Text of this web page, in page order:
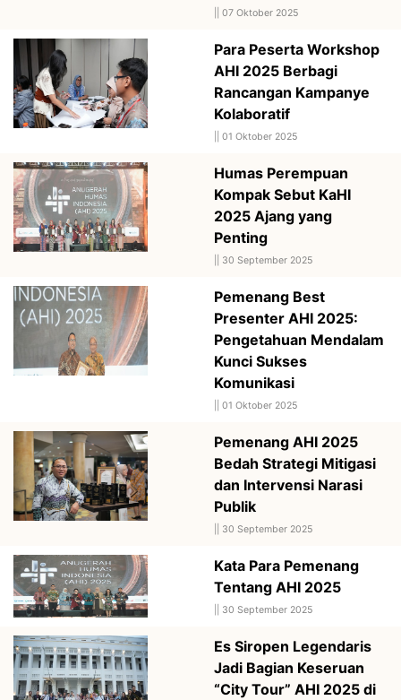
07 Oktober 2025
Para Peserta Workshop
AHI 2025 Berbagi
Rancangan Kampanye
Kolaboratif
01 Oktober 2025
Humas Perempuan
Kompak Sebut KaHI
2025 Ajang yang
Penting
30 September 2025
Pemenang Best
Presenter AHI 2025:
Pengetahuan Mendalam
Kunci Sukses
Komunikasi
01 Oktober 2025
Pemenang AHI 2025
Bedah Strategi Mitigasi
dan Intervensi Narasi
Publik
30 September 2025
Kata Para Pemenang
Tentang AHI 2025
30 September 2025
Es Siropen Legendaris
Jadi Bagian Keseruan
“City Tour” AHI 2025 di